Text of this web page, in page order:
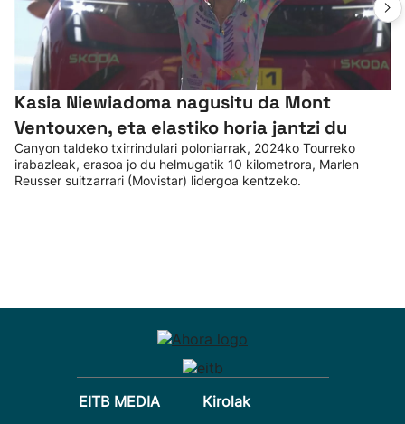
Kasia Niewiadoma nagusitu da Mont
Ventouxen, eta elastiko horia jantzi du
Canyon taldeko txirrindulari poloniarrak, 2024ko Tourreko
irabazleak, erasoa jo du helmugatik 10 kilometrora, Marlen
Reusser suitzarrari (Movistar) lidergoa kentzeko.
EITB MEDIA
Kirolak